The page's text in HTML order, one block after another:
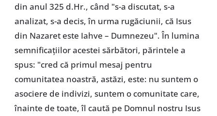
din anul 325 d.Hr., când "s-a discutat, s-a
analizat, s-a decis, în urma rugăciunii, că Isus
din Nazaret este Iahve – Dumnezeu". În lumina
semnificațiilor acestei sărbători, părintele a
spus: "cred că primul mesaj pentru
comunitatea noastră, astăzi, este: nu suntem o
asociere de indivizi, suntem o comunitate care,
înainte de toate, îl caută pe Domnul nostru Isus